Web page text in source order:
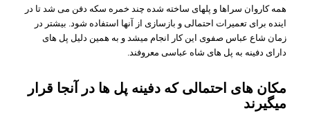
همه کاروان سراها و پلهای ساخته شده چند خمره سکه دفن می شد تا در
اینده برای تعمیرات احتمالی و بازسازی از آنها استفاده شود. بیشتر در
زمان شاع عباس صفوی این کار انجام میشد و به همین دلیل پل های
دارای دفینه به پل های شاه عباسی معروفند.
مکان های احتمالی که دفینه پل ها در آنجا قرار
میگیرند